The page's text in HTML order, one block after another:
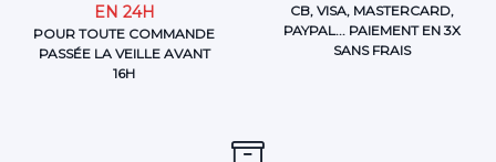
EN 24H
POUR TOUTE COMMANDE
PASSÉE LA VEILLE AVANT
16H
CB, VISA, MASTERCARD,
PAYPAL... PAIEMENT EN 3X
SANS FRAIS